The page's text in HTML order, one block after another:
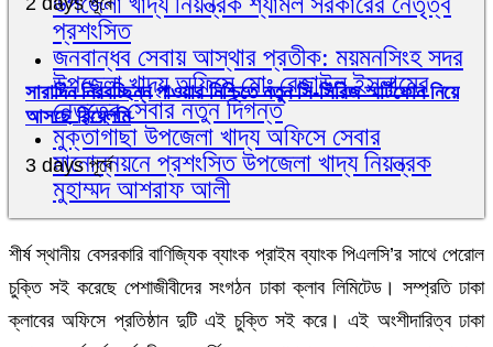
প্রশংসিত
জনবান্ধব সেবায় আস্থার প্রতীক: ময়মনসিংহ সদর
উপজেলা খাদ্য অফিসে মোঃ রেজাউল ইসলামের
নেতৃত্বে সেবার নতুন দিগন্ত
মুক্তাগাছা উপজেলা খাদ্য অফিসে সেবার
মানোন্নয়নে প্রশংসিত উপজেলা খাদ্য নিয়ন্ত্রক
মুহাম্মদ আশরাফ আলী
সারাদিন নিরবচ্ছিন্ন পাওয়ার নিশ্চিতে নতুন সি-সিরিজ স্মার্টফোন নিয়ে
আসছে রিয়েলমি
3 days পূর্বে
শীর্ষ স্থানীয় বেসরকারি বাণিজ্যিক ব্যাংক প্রাইম ব্যাংক পিএলসি’র সাথে পেরোল
চুক্তি সই করেছে পেশাজীবীদের সংগঠন ঢাকা ক্লাব লিমিটেড। সম্প্রতি ঢাকা
ক্লাবের অফিসে প্রতিষ্ঠান দুটি এই চুক্তি সই করে। এই অংশীদারিত্ব ঢাকা